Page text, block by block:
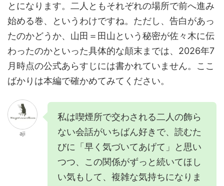
とになります。二人ともそれぞれの場所で前へ進み
始める巻、というわけですね。ただし、告白があっ
たのかどうか、山田＝田山という秘密が佐々木に伝
わったのかといった具体的な顛末までは、2026年7
月時点の公式あらすじには書かれていません。ここ
ばかりは本編で確かめてみてください。
aji
私は喫煙所で交わされる二人の飾ら
ない会話がいちばん好きで、読むた
びに「早く気づいてあげて」と思い
つつ、この関係がずっと続いてほし
い気もして、複雑な気持ちになりま